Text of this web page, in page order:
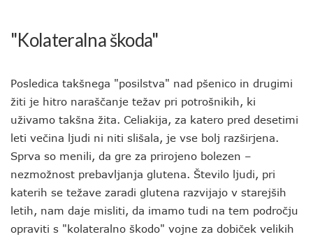
"Kolateralna škoda"
Posledica takšnega "posilstva" nad pšenico in drugimi
žiti je hitro naraščanje težav pri potrošnikih, ki
uživamo takšna žita. Celiakija, za katero pred desetimi
leti večina ljudi ni niti slišala, je vse bolj razširjena.
Sprva so menili, da gre za prirojeno bolezen –
nezmožnost prebavljanja glutena. Število ljudi, pri
katerih se težave zaradi glutena razvijajo v starejših
letih, nam daje misliti, da imamo tudi na tem področju
opraviti s "kolateralno škodo" vojne za dobiček velikih